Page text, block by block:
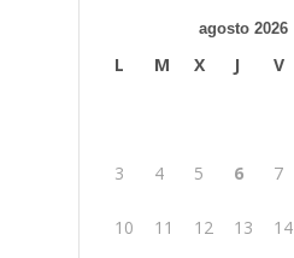
agosto 2026
L M X J V
3 4 5 6 7
10 11 12 13 14